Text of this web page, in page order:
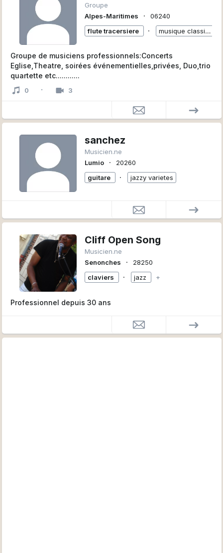
Groupe
Alpes-Maritimes
∙
06240
flute tracersiere
∙ musique classique
Groupe de musiciens professionnels:Concerts
Eglise,Theatre, soirées événementielles,privées, Duo,trio
quartette etc............
0 · 3
sanchez
Musicien.ne
Lumio
∙
20260
guitare
∙ jazzy varietes
Cliff Open Song
Musicien.ne
Senonches
∙
28250
claviers
∙ jazz +
Professionnel depuis 30 ans